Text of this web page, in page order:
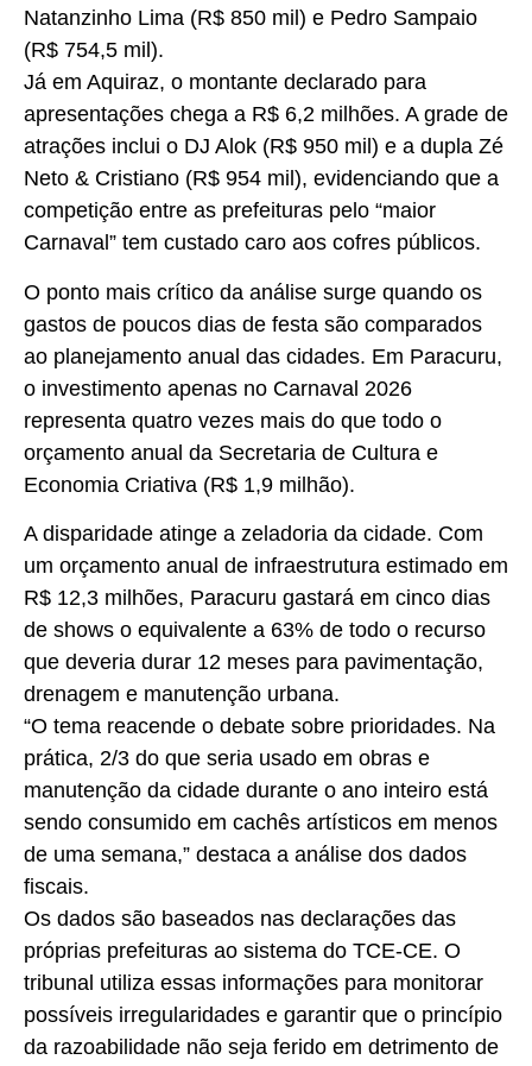
Natanzinho Lima (R$ 850 mil) e Pedro Sampaio
(R$ 754,5 mil).
Já em Aquiraz, o montante declarado para
apresentações chega a R$ 6,2 milhões. A grade de
atrações inclui o DJ Alok (R$ 950 mil) e a dupla Zé
Neto & Cristiano (R$ 954 mil), evidenciando que a
competição entre as prefeituras pelo “maior
Carnaval” tem custado caro aos cofres públicos.
O ponto mais crítico da análise surge quando os
gastos de poucos dias de festa são comparados
ao planejamento anual das cidades. Em Paracuru,
o investimento apenas no Carnaval 2026
representa quatro vezes mais do que todo o
orçamento anual da Secretaria de Cultura e
Economia Criativa (R$ 1,9 milhão).
A disparidade atinge a zeladoria da cidade. Com
um orçamento anual de infraestrutura estimado em
R$ 12,3 milhões, Paracuru gastará em cinco dias
de shows o equivalente a 63% de todo o recurso
que deveria durar 12 meses para pavimentação,
drenagem e manutenção urbana.
“O tema reacende o debate sobre prioridades. Na
prática, 2/3 do que seria usado em obras e
manutenção da cidade durante o ano inteiro está
sendo consumido em cachês artísticos em menos
de uma semana,” destaca a análise dos dados
fiscais.
Os dados são baseados nas declarações das
próprias prefeituras ao sistema do TCE-CE. O
tribunal utiliza essas informações para monitorar
possíveis irregularidades e garantir que o princípio
da razoabilidade não seja ferido em detrimento de